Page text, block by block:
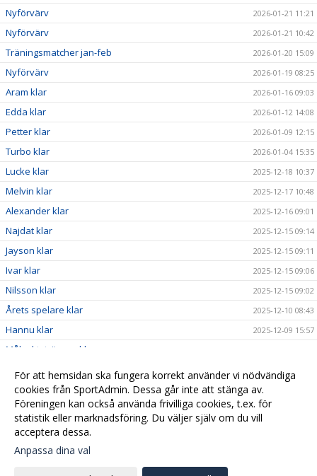
Nyförvärv 2026-01-21 11:21
Nyförvärv 2026-01-21 10:42
Träningsmatcher jan-feb 2026-01-20 15:09
Nyförvärv 2026-01-19 08:25
Aram klar 2026-01-16 09:03
Edda klar 2026-01-12 14:08
Petter klar 2026-01-09 12:15
Turbo klar 2026-01-04 15:35
Lucke klar 2025-12-18 10:37
Melvin klar 2025-12-17 10:48
Alexander klar 2025-12-16 09:01
Najdat klar 2025-12-15 09:14
Jayson klar 2025-12-15 09:11
Ivar klar 2025-12-15 09:06
Nilsson klar 2025-12-15 09:02
Årets spelare klar 2025-12-10 08:43
Hannu klar 2025-12-09 15:57
Målvaktstränare klar
Assisterande klar 2025-12-08 19:15
Assisterande klar 2025-12-08 19:13
Tränare klar 2025-12-08 19:04
För att hemsidan ska fungera korrekt använder vi nödvändiga
cookies från SportAdmin. Dessa går inte att stänga av.
Föreningen kan också använda frivilliga cookies, t.ex. för
statistik eller marknadsföring. Du väljer själv om du vill
acceptera dessa.
Anpassa dina val